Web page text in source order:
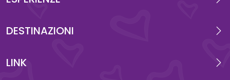
DESTINAZIONI
LINK